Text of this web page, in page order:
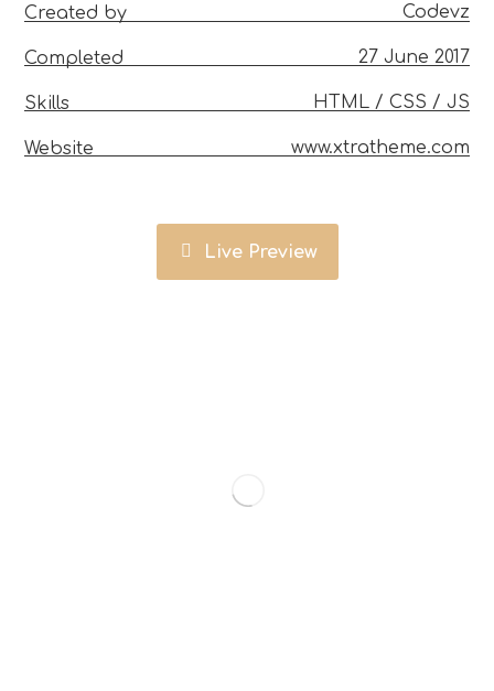
Created by Codevz
Completed 27 June 2017
Skills HTML / CSS / JS
Website www.xtratheme.com
Live Preview